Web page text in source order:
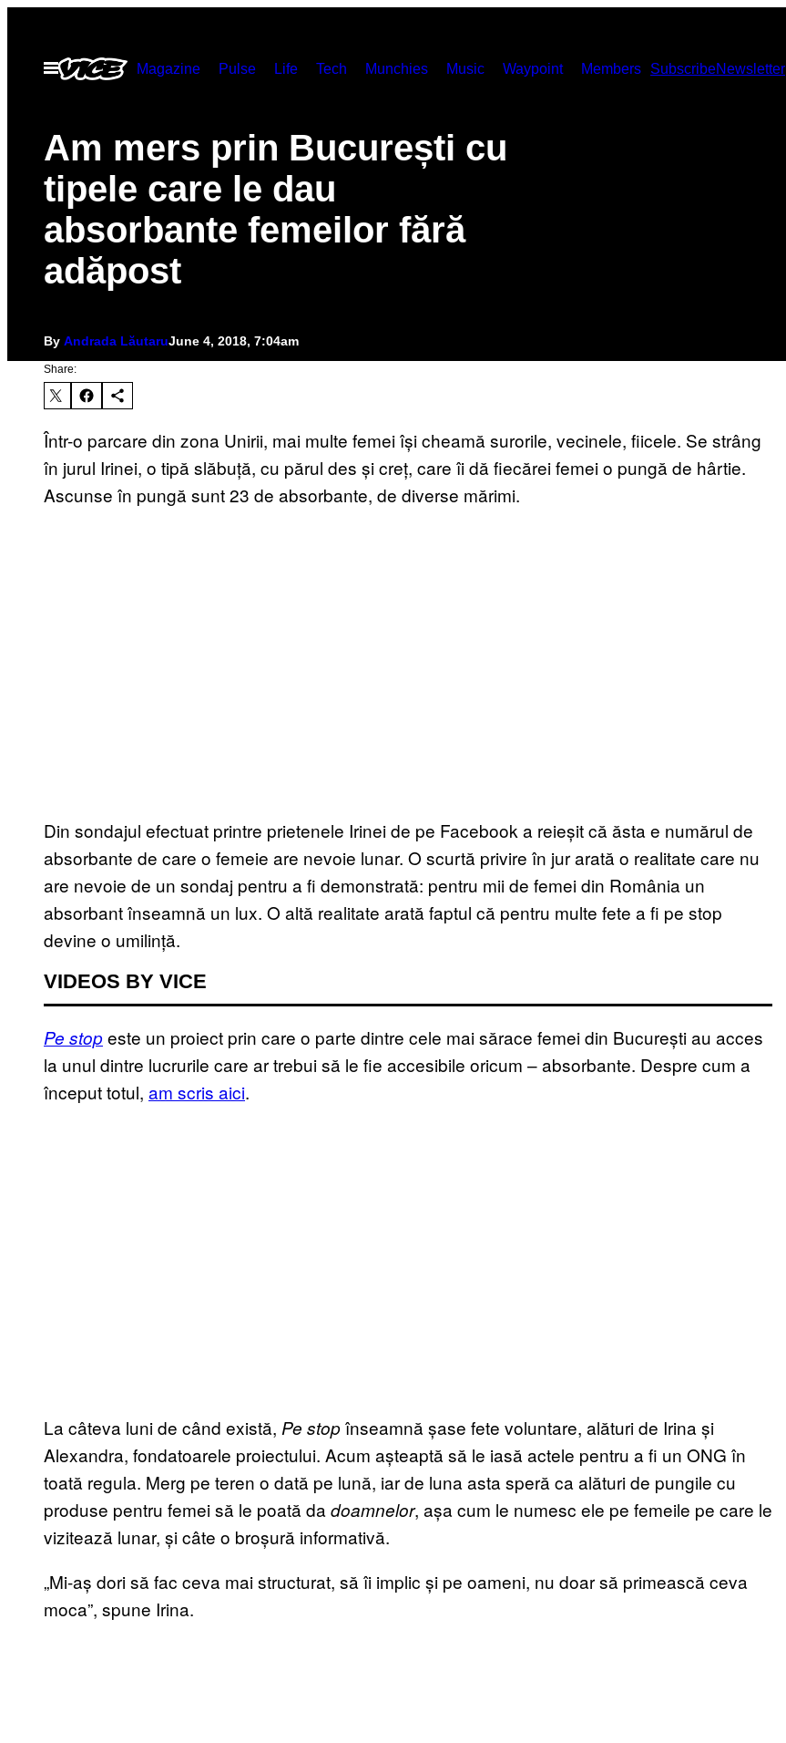
contentOpen
Menu
Magazine Pulse Life Tech Munchies Music Waypoint Members SubscribeNewsletter
Am mers prin București cu
tipele care le dau
absorbante femeilor fără
adăpost
By Andrada LăutaruJune 4, 2018, 7:04am
Share:
Într-o parcare din zona Unirii, mai multe femei își cheamă surorile, vecinele, fiicele. Se strâng
în jurul Irinei, o tipă slăbuță, cu părul des și creț, care îi dă fiecărei femei o pungă de hârtie.
Ascunse în pungă sunt 23 de absorbante, de diverse mărimi.
Din sondajul efectuat printre prietenele Irinei de pe Facebook a reieșit că ăsta e numărul de
absorbante de care o femeie are nevoie lunar. O scurtă privire în jur arată o realitate care nu
are nevoie de un sondaj pentru a fi demonstrată: pentru mii de femei din România un
absorbant înseamnă un lux. O altă realitate arată faptul că pentru multe fete a fi pe stop
devine o umilință.
VIDEOS BY VICE
Pe stopeste un proiect prin care o parte dintre cele mai sărace femei din București au acces
la unul dintre lucrurile care ar trebui să le fie accesibile oricum – absorbante. Despre cum a
început totul, am scris aici.
La câteva luni de când există, Pe stopînseamnă șase fete voluntare, alături de Irina și
Alexandra, fondatoarele proiectului. Acum așteaptă să le iasă actele pentru a fi un ONG în
toată regula. Merg pe teren o dată pe lună, iar de luna asta speră ca alături de pungile cu
produse pentru femei să le poată da doamnelor, așa cum le numesc ele pe femeile pe care le
vizitează lunar, și câte o broșură informativă.
„Mi-aș dori să fac ceva mai structurat, să îi implic și pe oameni, nu doar să primească ceva
moca”, spune Irina.